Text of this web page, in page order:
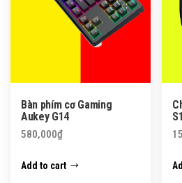
Bàn phím cơ Gaming
Aukey G14
580,000₫
Add to cart